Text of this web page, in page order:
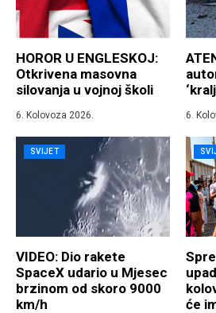
HOROR U ENGLESKOJ:
Otkrivena masovna
silovanja u vojnoj školi
6. Kolovoza 2026. 6.
SVIJET
VIDEO: Dio rakete
SpaceX udario u Mjesec
brzinom od skoro 9000
km/h
će